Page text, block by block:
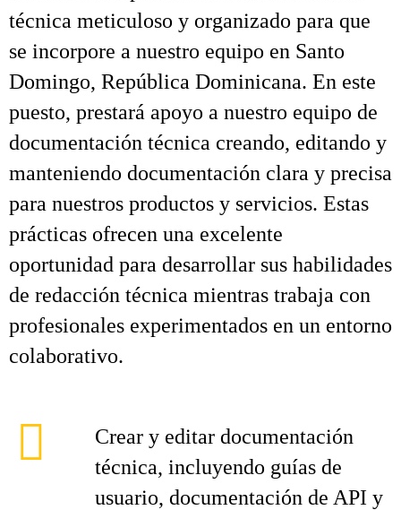
técnica meticuloso y organizado para que
se incorpore a nuestro equipo en Santo
Domingo, República Dominicana. En este
puesto, prestará apoyo a nuestro equipo de
documentación técnica creando, editando y
manteniendo documentación clara y precisa
para nuestros productos y servicios. Estas
prácticas ofrecen una excelente
oportunidad para desarrollar sus habilidades
de redacción técnica mientras trabaja con
profesionales experimentados en un entorno
colaborativo.
Crear y editar documentación
técnica, incluyendo guías de
usuario, documentación de API y